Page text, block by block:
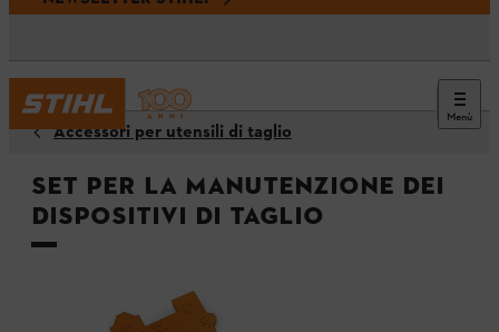
Menù
Accessori per utensili di taglio
Set per la manutenzione dei
dispositivi di taglio